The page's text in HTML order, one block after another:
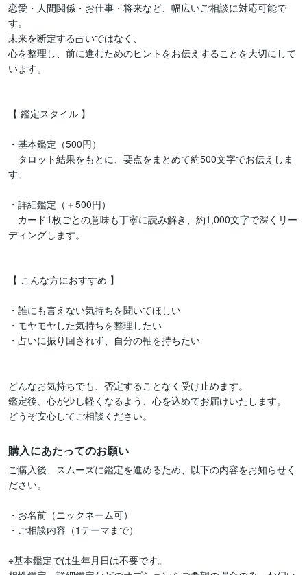
恋愛・人間関係・お仕事・将来など、幅広いご相談に対応可能で
す。
未来を断定する占いではなく、
心を整理し、前に進むためのヒントをお伝えすることを大切にして
います。
【 鑑定スタイル 】
・基本鑑定（500円）
タロット結果をもとに、要点をまとめて約500文字でお伝えしま
す。
・詳細鑑定（＋500円）
カード1枚ごとの意味も丁寧に読み解き、約1,000文字で深くリー
ディングします。
【 こんな方におすすめ 】
・誰にも言えない気持ちを聞いてほしい
・モヤモヤした気持ちを整理したい
・占いに振り回されず、自分の軸を持ちたい
どんなお気持ちでも、否定することなく受け止めます。
鑑定後、心が少し軽くなるよう、心を込めてお届けいたします。
購入にあたってのお願い
ご購入後、スムーズに鑑定を進めるため、以下の内容をお知らせく
ださい。
・お名前（ニックネーム可）
・ご相談内容（1テーマまで）
※基本鑑定では生年月日は不要です。